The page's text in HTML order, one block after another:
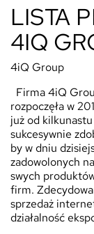
LISTA
4IQ
4iQ Group
Firma 4iQ
rozpoczęła w
już od
sukcesywnie
by w dniu
zadowolonych
swych
firm.
sprzedaż
działalność